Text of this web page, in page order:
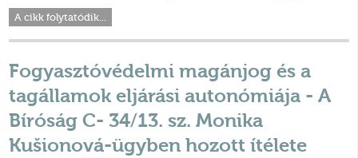
A cikk folytatódik...
Fogyasztóvédelmi magánjog és a
tagállamok eljárási autonómiája - A
Bíróság C- 34/13. sz. Monika
Kušionová-ügyben hozott ítélete